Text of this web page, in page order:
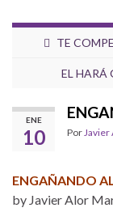
TE
EL HARÁ
ENE
10 Por Javier
ENGAÑANDO
by Javier Alor